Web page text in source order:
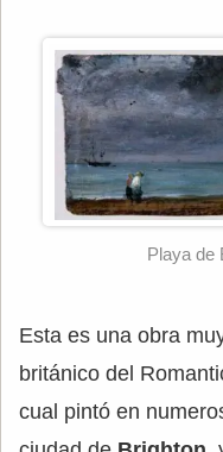
Playa de
Esta es una obra
británico del
cual pintó en